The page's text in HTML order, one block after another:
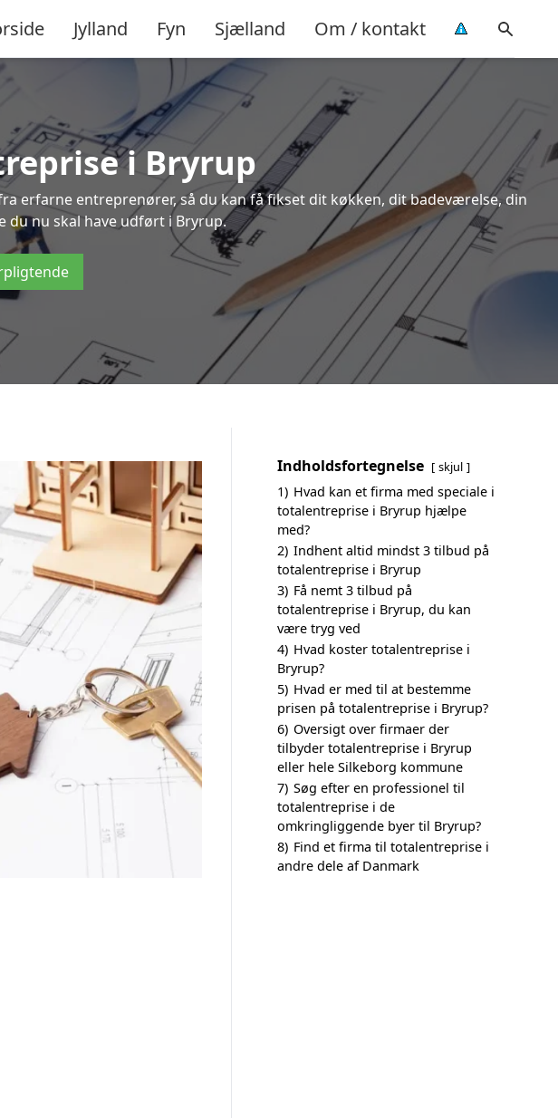
Jylland Fyn Sjælland Om / kontakt
i Bryrup
erfarne entreprenører, så du kan få fikset dit køkken, dit badeværelse, din
du nu skal have udført i Bryrup.
Indholdsfortegnelse skjul
1) Hvad kan et firma med speciale i
totalentreprise i Bryrup hjælpe
med?
2) Indhent altid mindst 3 tilbud på
totalentreprise i Bryrup
3) Få nemt 3 tilbud på
totalentreprise i Bryrup, du kan
være tryg ved
4) Hvad koster totalentreprise i
Bryrup?
5) Hvad er med til at bestemme
prisen på totalentreprise i Bryrup?
6) Oversigt over firmaer der
tilbyder totalentreprise i Bryrup
eller hele Silkeborg kommune
7) Søg efter en professionel til
totalentreprise i de
omkringliggende byer til Bryrup?
8) Find et firma til totalentreprise i
andre dele af Danmark